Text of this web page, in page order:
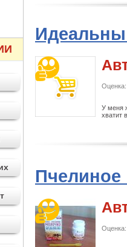
Оценка:
У меня
хватит
Оценка: